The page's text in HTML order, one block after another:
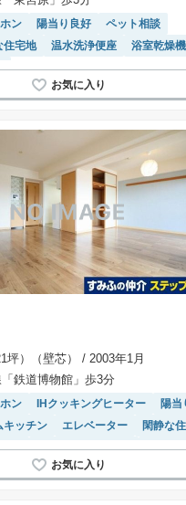
ン 陽当り良好
ペット相談
住宅地 温水洗浄便座
浴室乾燥機
坪）（壁芯）
/ 2003年1月
鉄道博物館」歩3分
ン IHクッキングヒーター
陽当
キッチン エレベーター
閑静な
件 駐車場(普通車)あり
宅配ボ